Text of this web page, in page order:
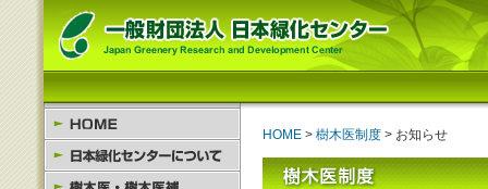
HOME > 樹木医制度 > お知らせ